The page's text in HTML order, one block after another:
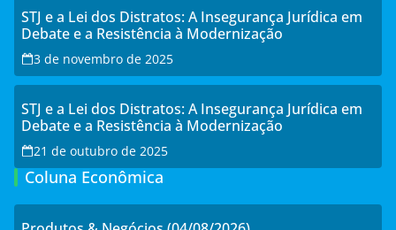
STJ e a Lei dos Distratos: A Insegurança Jurídica em
Debate e a Resistência à Modernização
3 de novembro de 2025
STJ e a Lei dos Distratos: A Insegurança Jurídica em
Debate e a Resistência à Modernização
21 de outubro de 2025
Coluna Econômica